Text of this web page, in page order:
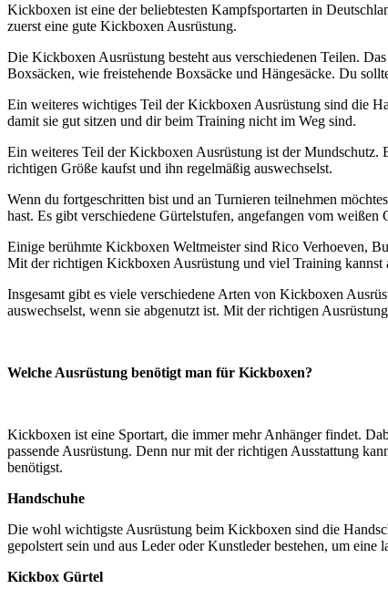
Kickboxen ist eine der beliebtesten Kampfsportarten in
zuerst eine gute Kickboxen Ausrüstung.
Die Kickboxen Ausrüstung besteht aus verschiedenen Teilen.
Boxsäcken, wie freistehende Boxsäcke und Hängesäcke. Du
Ein weiteres wichtiges Teil der Kickboxen Ausrüstung sind die
damit sie gut sitzen und dir beim Training nicht im Weg sind.
Ein weiteres Teil der Kickboxen Ausrüstung ist der Mundschutz.
richtigen Größe kaufst und ihn regelmäßig auswechselst.
Wenn du fortgeschritten bist und an Turnieren teilnehmen
hast. Es gibt verschiedene Gürtelstufen, angefangen vom
Einige berühmte Kickboxen Weltmeister sind Rico Verhoeven,
Mit der richtigen Kickboxen Ausrüstung und viel Training kannst
Insgesamt gibt es viele verschiedene Arten von Kickboxen
auswechselst, wenn sie abgenutzt ist. Mit der richtigen
Welche Ausrüstung benötigt man für Kickboxen?
Kickboxen ist eine Sportart, die immer mehr Anhänger findet.
passende Ausrüstung. Denn nur mit der richtigen Ausstattung
benötigst.
Handschuhe
Die wohl wichtigste Ausrüstung beim Kickboxen sind die
gepolstert sein und aus Leder oder Kunstleder bestehen, um eine
Kickbox Gürtel